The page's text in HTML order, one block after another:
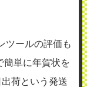
ツールの評価も
簡単に年賀状を
荷という発送